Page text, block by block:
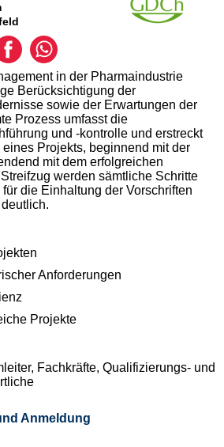
in der Pharmaindustrie
Berücksichtigung der
sowie der Erwartungen der
Prozess umfasst die
und -kontrolle und erstreckt
Projekts, beginnend mit der
mit dem erfolgreichen
werden sämtliche Schritte
die Einhaltung der Vorschriften
Anforderungen
Projekte
Fachkräfte, Qualifizierungs- und
Anmeldung